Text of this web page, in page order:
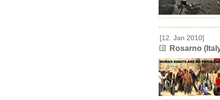
[12. Jan 2010]
Rosarno